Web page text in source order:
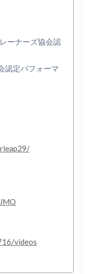
ーナーズ協会認
認定パフォーマ
videos